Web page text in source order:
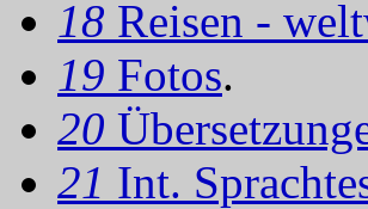
18 Reisen -
19 Fotos.
20
21 Int.